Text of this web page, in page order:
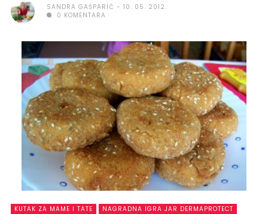
SANDRA GAŠPARIĆ
10. 05. 2012.
0 KOMENTARA
KUTAK ZA MAME I TATE NAGRADNA IGRA JAR DERMAPROTECT